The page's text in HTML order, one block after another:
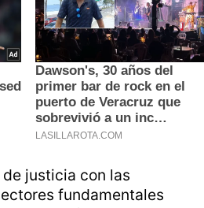
justicia con las
fundamentales